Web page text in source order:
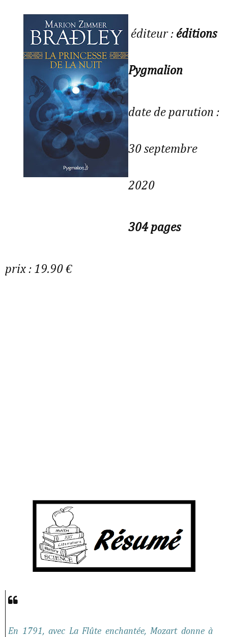
éditeur : éditions
Pygmalion
date de parution :
30 septembre
2020
304 pages
prix : 19.90 €
En 1791, avec La Flûte enchantée, Mozart donne à